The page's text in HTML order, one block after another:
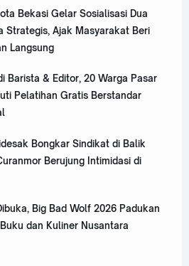
Bekasi Gelar Sosialisasi Dua
Strategis, Ajak Masyarakat Beri
Langsung
Barista & Editor, 20 Warga Pasar
Pelatihan Gratis Berstandar
Bongkar Sindikat di Balik
Berujung Intimidasi di
Big Bad Wolf 2026 Padukan
dan Kuliner Nusantara